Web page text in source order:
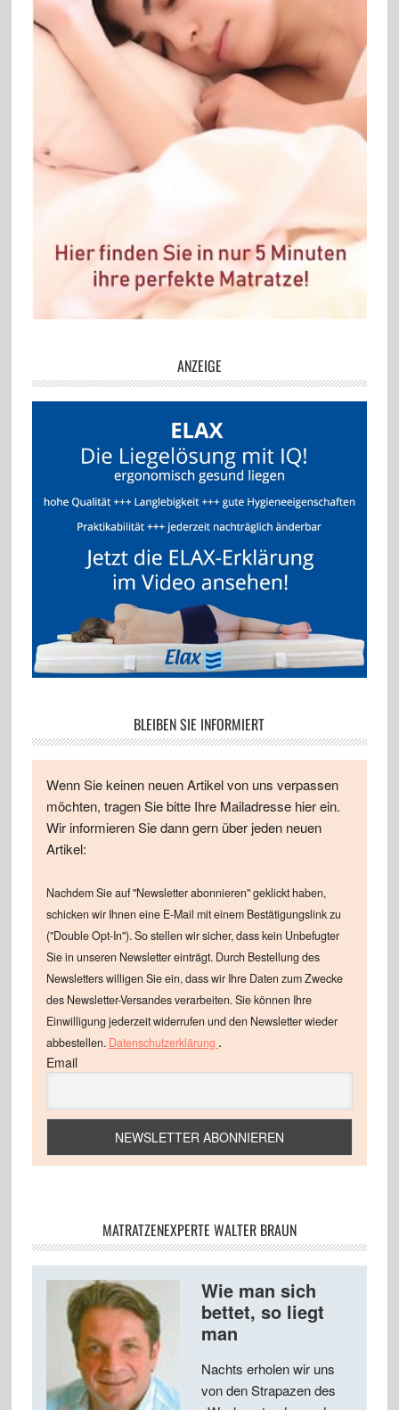
ANZEIGE
BLEIBEN SIE INFORMIERT
Wenn Sie keinen neuen Artikel von uns verpassen
möchten, tragen Sie bitte Ihre Mailadresse hier ein.
Wir informieren Sie dann gern über jeden neuen
Artikel:
Nachdem Sie auf "Newsletter abonnieren" geklickt haben,
schicken wir Ihnen eine E-Mail mit einem Bestätigungslink zu
("Double Opt-In"). So stellen wir sicher, dass kein Unbefugter
Sie in unseren Newsletter einträgt. Durch Bestellung des
Newsletters willigen Sie ein, dass wir Ihre Daten zum Zwecke
des Newsletter-Versandes verarbeiten. Sie können Ihre
Einwilligung jederzeit widerrufen und den Newsletter wieder
abbestellen. Datenschutzerklärung .
Email
MATRATZENEXPERTE WALTER BRAUN
Wie man sich
bettet, so liegt
man
Nachts erholen wir uns
von den Strapazen des